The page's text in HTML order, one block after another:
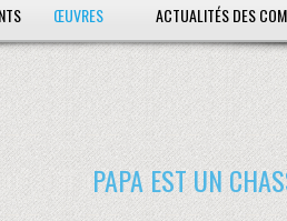
ŒUVRES ACTUALITÉS DES
PAPA EST UN